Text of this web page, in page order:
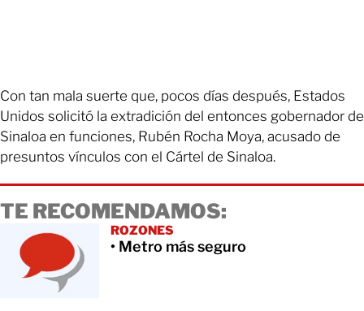
Con tan mala suerte que, pocos días después, Estados
Unidos solicitó la extradición del entonces gobernador de
Sinaloa en funciones, Rubén Rocha Moya, acusado de
presuntos vínculos con el Cártel de Sinaloa.
TE RECOMENDAMOS:
ROZONES
• Metro más seguro